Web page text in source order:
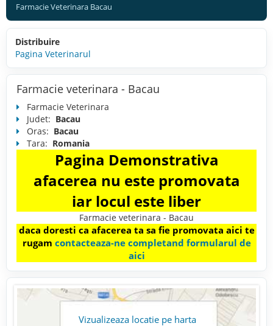
Farmacie Veterinara Bacau
Distribuire
Pagina Veterinarul
Farmacie veterinara - Bacau
Farmacie Veterinara
Judet: Bacau
Oras: Bacau
Tara: Romania
Pagina Demonstrativa
afacerea nu este promovata
iar locul este liber
Farmacie veterinara - Bacau
daca doresti ca afacerea ta sa fie promovata aici te
rugam contacteaza-ne completand formularul de
aici
Vizualizeaza locatie pe harta